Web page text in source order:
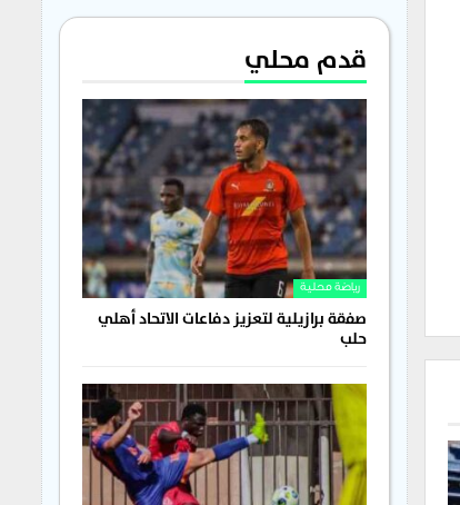
قدم محلي
رياضة محلية
صفقة برازيلية لتعزيز دفاعات الاتحاد أهلي
حلب